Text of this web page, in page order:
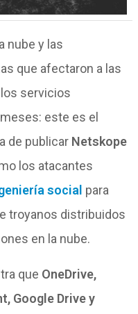
nube y las
que afectaron a las
servicios
este es el
de publicarNetskope
los atacantes
social para
troyanos distribuidos
en la nube.
que OneDrive,
Google Drive y